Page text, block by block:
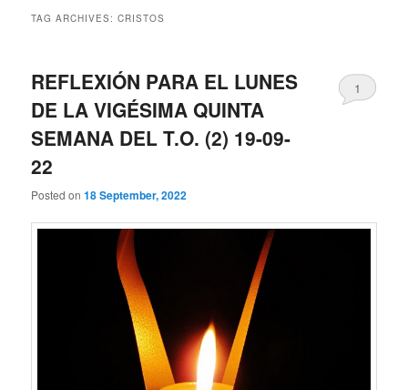
TAG ARCHIVES:CRISTOS
REFLEXIÓN PARA EL LUNES
DE LA VIGÉSIMA QUINTA
SEMANA DEL T.O. (2) 19-09-
22
Posted on18 September, 2022
1